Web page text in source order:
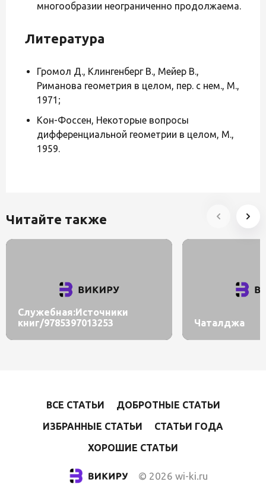
многообразии неограниченно продолжаема.
Литература
Громол Д., Клингенберг В., Мейер В.,
Риманова геометрия в целом, пер. с нем., М.,
1971;
Кон-Фоссен, Некоторые вопросы
дифференциальной геометрии в целом, М.,
1959.
Читайте также
Служебная:Источники
книг/9785397013253
Чаталджа
ВСЕ СТАТЬИ
ДОБРОТНЫЕ СТАТЬИ
ИЗБРАННЫЕ СТАТЬИ
СТАТЬИ ГОДА
ХОРОШИЕ СТАТЬИ
© 2026 wi-ki.ru